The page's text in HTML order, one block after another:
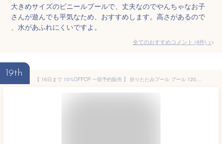
大きめサイズのビニールプールで、丈夫なのでやんちゃなお子
さんが遊んでも平気なため、おすすめします。高さがあるので
、水があふれにくいですよ。
全てのおすすめコメント (4件) >
19th
【 16日まで 10%OFFCP 一部予約販売 】 折りたたみプール プール 120cm 空気入れ不要 折りたたみ ボールプール ビニールプール 室内遊び ベビー キッズ おしゃれ 円形 子供用プール 幼児 赤ちゃん 水遊び 家庭用幼稚園 小学生 家用 男の子 女の子 省スペース収納 軽量